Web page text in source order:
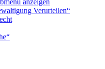
anzeigen
Verurteilen“